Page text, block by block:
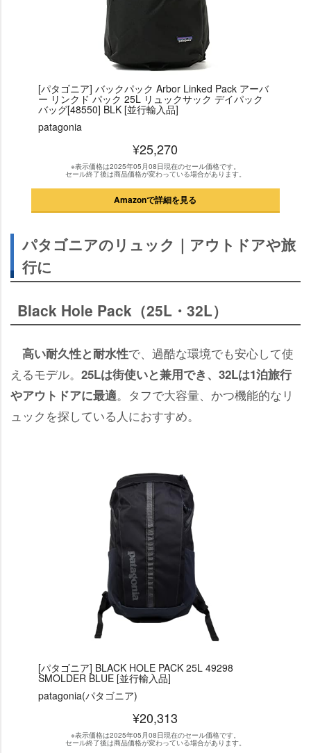
[パタゴニア] バックパック Arbor Linked Pack アーバ
ー リンクド パック 25L リュックサック デイパック
バッグ[48550] BLK [並行輸入品]
patagonia
¥25,270
※表示価格は2025年05月08日現在のセール価格です。
セール終了後は商品価格が変わっている場合があります。
Amazonで詳細を見る
パタゴニアのリュック｜アウトドアや旅
行に
Black Hole Pack（25L・32L）
高い耐久性と耐水性で、過酷な環境でも安心して使
えるモデル。 25Lは街使いと兼用でき、32Lは1泊旅行
アウトドアに最適。タフで大容量、かつ機能的なリ
ュックを探している人におすすめ。
[パタゴニア] BLACK HOLE PACK 25L 49298
SMOLDER BLUE [並行輸入品]
patagonia(パタゴニア)
¥20,313
※表示価格は2025年05月08日現在のセール価格です。
セール終了後は商品価格が変わっている場合があります。